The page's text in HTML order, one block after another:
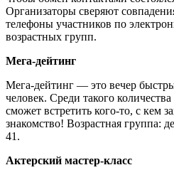
Организаторы сверяют
телефоны участников по
возрастных групп.
Мега-дейтинг
Мега-дейтинг — это вечер
человек. Среди такого
сможет встретить кого-то, с кем
знакомство! Возрастная группа:
41.
Актерский мастер-класс